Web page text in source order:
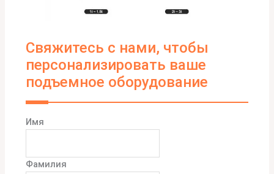
Свяжитесь с нами, чтобы
персонализировать ваше
подъемное оборудование
Имя
Фамилия